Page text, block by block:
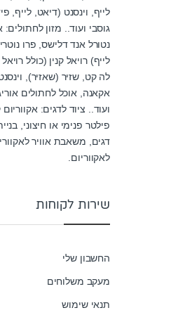
לייף, וינסנט (דיאט, לייף,
גוסבי ועוד.. מזון לחתולים:
נטורל אנד דלישס, פרו
לייף) רויאל קנין (כולל
לה קט, שזיר (שאזיר),
אקאנה, אוכל לחתולים
ועוד.. ציוד לדגים: אקווריום
פילטר פנימי או חיצוני,
דגים, משאבת אוויר
לאקווריום.
שירות לקוחות
החשבון שלי
מעקב משלוחים
תנאי שימוש